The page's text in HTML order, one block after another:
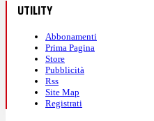
UTILITY
Abbonamenti
Prima Pagina
Store
Pubblicità
Rss
Site Map
Registrati